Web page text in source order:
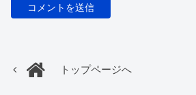
トップページへ